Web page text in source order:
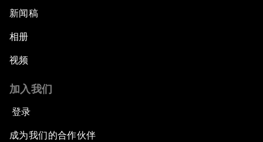
新闻稿
相册
视频
加入我们
登录
成为我们的合作伙伴